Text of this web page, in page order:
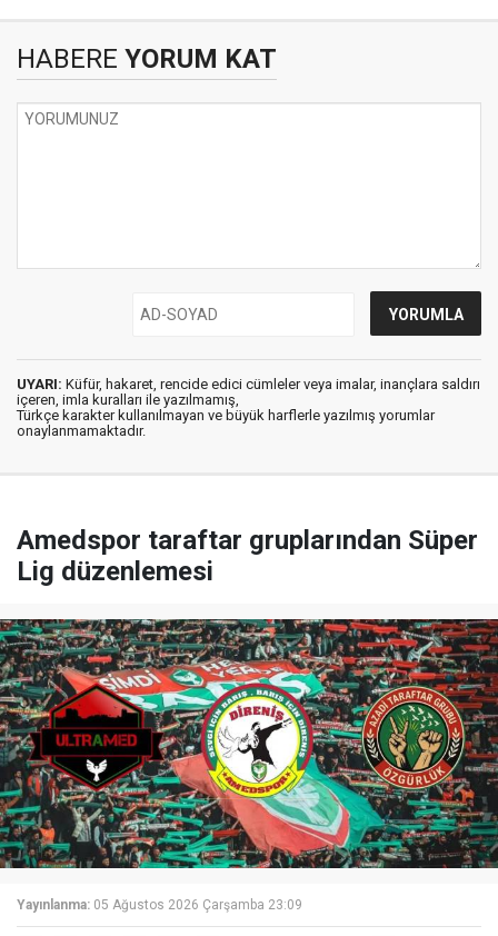
HABERE YORUM KAT
UYARI: Küfür, hakaret, rencide edici cümleler veya imalar, inançlara saldırı
içeren, imla kuralları ile yazılmamış,
Türkçe karakter kullanılmayan ve büyük harflerle yazılmış yorumlar
onaylanmamaktadır.
Amedspor taraftar gruplarından Süper
Lig düzenlemesi
Yayınlanma: 05 Ağustos 2026 Çarşamba 23:09